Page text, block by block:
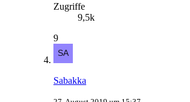
Zugriffe
9,5k
9
Sabakka